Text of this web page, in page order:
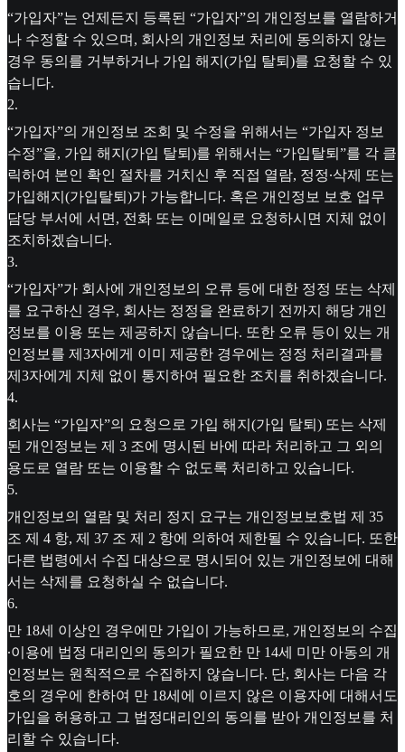
“가입자”는 언제든지 등록된 “가입자”의 개인정보를 열람하거
나 수정할 수 있으며, 회사의 개인정보 처리에 동의하지 않는
경우 동의를 거부하거나 가입 해지(가입 탈퇴)를 요청할 수 있
습니다.
2.
“가입자”의 개인정보 조회 및 수정을 위해서는 “가입자 정보
수정”을, 가입 해지(가입 탈퇴)를 위해서는 “가입탈퇴”를 각 클
릭하여 본인 확인 절차를 거치신 후 직접 열람, 정정∙삭제 또는
가입해지(가입탈퇴)가 가능합니다. 혹은 개인정보 보호 업무
담당 부서에 서면, 전화 또는 이메일로 요청하시면 지체 없이
조치하겠습니다.
3.
“가입자”가 회사에 개인정보의 오류 등에 대한 정정 또는 삭제
를 요구하신 경우, 회사는 정정을 완료하기 전까지 해당 개인
정보를 이용 또는 제공하지 않습니다. 또한 오류 등이 있는 개
인정보를 제3자에게 이미 제공한 경우에는 정정 처리결과를
제3자에게 지체 없이 통지하여 필요한 조치를 취하겠습니다.
4.
회사는 “가입자”의 요청으로 가입 해지(가입 탈퇴) 또는 삭제
된 개인정보는 제 3 조에 명시된 바에 따라 처리하고 그 외의
용도로 열람 또는 이용할 수 없도록 처리하고 있습니다.
5.
개인정보의 열람 및 처리 정지 요구는 개인정보보호법 제 35
조 제 4 항, 제 37 조 제 2 항에 의하여 제한될 수 있습니다. 또한
다른 법령에서 수집 대상으로 명시되어 있는 개인정보에 대해
서는 삭제를 요청하실 수 없습니다.
6.
만 18세 이상인 경우에만 가입이 가능하므로, 개인정보의 수집
∙이용에 법정 대리인의 동의가 필요한 만 14세 미만 아동의 개
인정보는 원칙적으로 수집하지 않습니다. 단, 회사는 다음 각
호의 경우에 한하여 만 18세에 이르지 않은 이용자에 대해서도
가입을 허용하고 그 법정대리인의 동의를 받아 개인정보를 처
리할 수 있습니다.